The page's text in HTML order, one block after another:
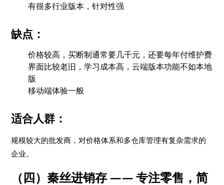
有很多行业版本，针对性强
缺点：
价格较高，买断制通常要几千元，还要每年付维护费
界面比较老旧，学习成本高，云端版本功能不如本地
版
移动端体验一般
适合人群：
规模较大的批发商，对价格体系和多仓库管理有复杂需求的
企业。
（四）秦丝进销存 —— 专注零售，简